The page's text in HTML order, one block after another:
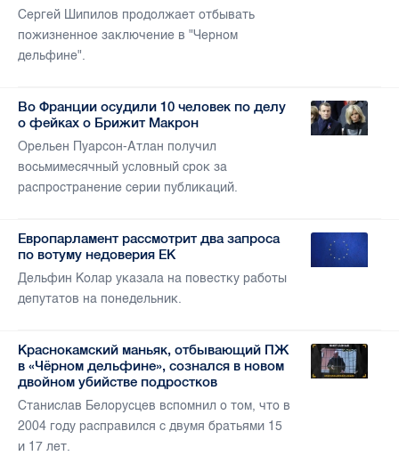
Сергей Шипилов продолжает отбывать
пожизненное заключение в "Черном
дельфине".
Во Франции осудили 10 человек по делу
о фейках о Брижит Макрон
Орельен Пуарсон-Атлан получил
восьмимесячный условный срок за
распространение серии публикаций.
Европарламент рассмотрит два запроса
по вотуму недоверия ЕК
Дельфин Колар указала на повестку работы
депутатов на понедельник.
Краснокамский маньяк, отбывающий ПЖ
в «Чёрном дельфине», сознался в новом
двойном убийстве подростков
Станислав Белорусцев вспомнил о том, что в
2004 году расправился с двумя братьями 15
и 17 лет.